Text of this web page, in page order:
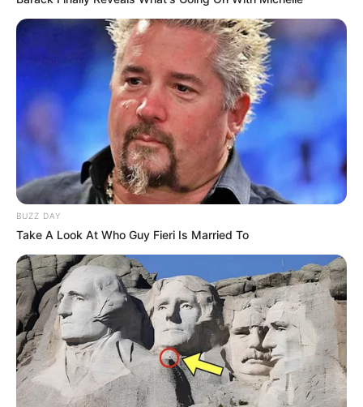
poder contar com o apoio e ajuda de vcs no sentido
de mandar novidades e me ajudar como fazer passo
a passo … obg.
sandra oliveirqa há 15 anos
Parabéns pelo o belo trabalho.estou desempregada
mais já tenho o quer fazer,pois sempre quis ser uma
atesar e nunca tinha tido uma oportunidade..agora
alem de grandes ideias tenho a as dicas que vcs
dicas de vocês com a gente..ESPERO EM BREVE
JULIA MARIA KUMM há 15 anos
eu faço fuxicos sera que vc poderia mandar para mim
algumas ideia …
eu adimiro muito seu trabalho ….
…. xau boa noite….
meu email e : julia.kumm@hotmail.com
BUZZ DAY
Take A Look At Who Guy Fieri Is Married To